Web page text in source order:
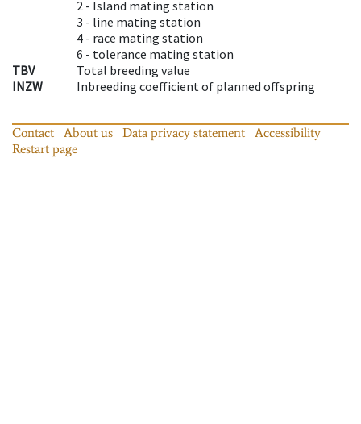
2 - Island mating station
3 - line mating station
4 - race mating station
6 - tolerance mating station
TBV
Total breeding value
INZW
Inbreeding coefficient of planned offspring
Contact About us Data privacy statement
Accessibility
Restart page